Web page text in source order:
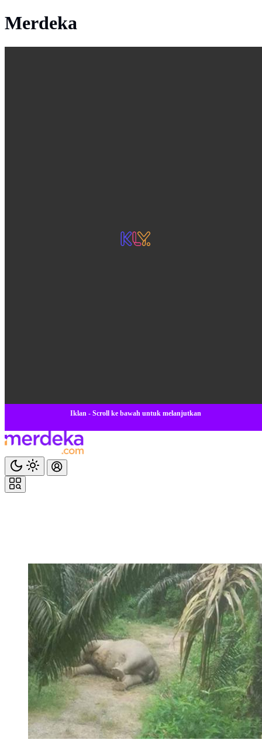
Merdeka
Iklan - Scroll ke bawah untuk melanjutkan